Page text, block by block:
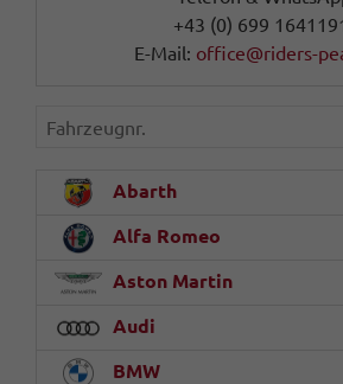
+43 (0) 699
E-Mail: office@riders-
Fahrzeugnr.
Abarth
Alfa Romeo
Aston Martin
Audi
BMW